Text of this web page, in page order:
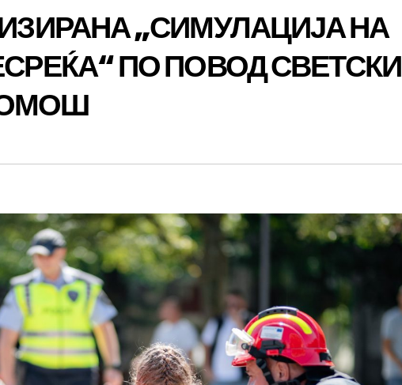
„СИМУЛАЦИЈА НА
ПО ПОВОД СВЕТСКИ